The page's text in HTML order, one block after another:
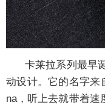
卡莱拉系列最早诞
动设计。它的名字来
na，听上去就带着速